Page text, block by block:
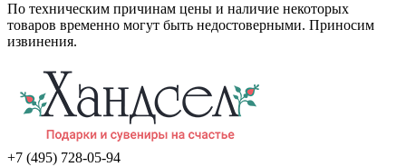
По техническим причинам цены и наличие некоторых
товаров временно могут быть недостоверными. Приносим
извинения.
+7 (495) 728-05-94